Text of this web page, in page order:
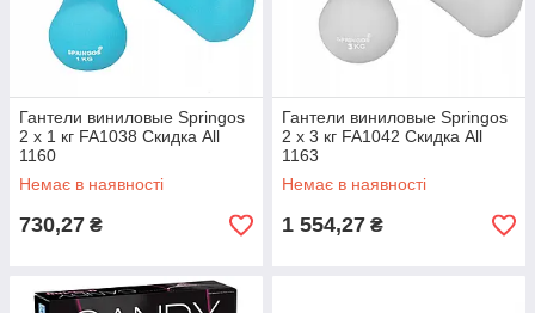
Гантели виниловые Springos
2 x 1 кг FA1038 Скидка All
1160
Немає в наявності
730,27 ₴
Гантели виниловые Springos
2 x 3 кг FA1042 Скидка All
1163
Немає в наявності
1 554,27 ₴